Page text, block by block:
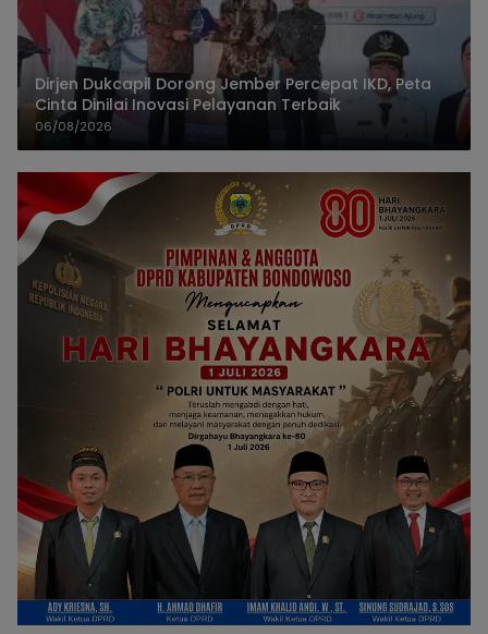
Dirjen Dukcapil Dorong Jember Percepat IKD, Peta
Cinta Dinilai Inovasi Pelayanan Terbaik
06/08/2026